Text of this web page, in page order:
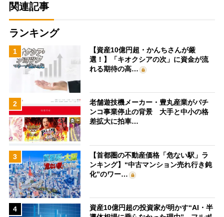
関連記事
ランキング
1
【資産10億円超・かんちさんが厳
選！】「キオクシアの次」に資金が流
れる期待の高…
2
老舗遊技機メーカー・豊丸産業がパチ
ンコ事業停止の背景 大手と中小の格
差拡大に拍車…
3
【首都圏の不動産価格「危ない駅」ラ
ンキング】“中古マンション売れ行き鈍
化”のワー…
4
資産10億円超の投資家が明かす“AI・半